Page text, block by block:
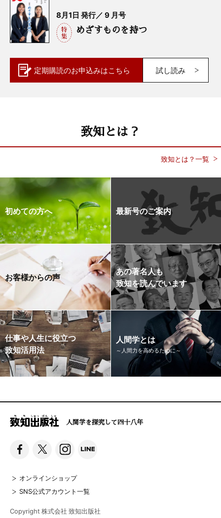
8月1日 発行／ 9 月号
めざすものを持つ
定期購読のお申込みはこちら 試し読み
致知とは？
致知とは？一覧
初めての方へ 最新号のご案内
お客様からの声
あの著名人も
致知を読んでいます
仕事や人生に役立つ
致知活用法
人間学とは
～人間力を高めるために～
人間学を探究して四十八年
オンラインショップ
SNS公式アカウント一覧
Copyright 株式会社 致知出版社